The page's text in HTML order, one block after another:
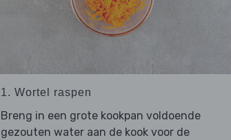
1. Wortel raspen
Breng in een grote kookpan voldoende
gezouten water aan de kook voor de